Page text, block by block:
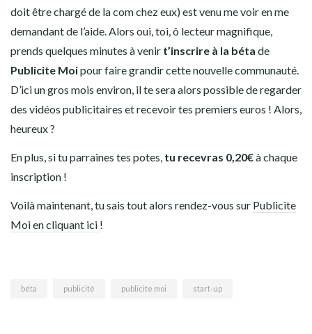
doit être chargé de la com chez eux) est venu me voir en me
demandant de l’aide. Alors oui, toi, ô lecteur magnifique,
prends quelques minutes à venir t’inscrire à la béta de
Publicite Moipour faire grandir cette nouvelle communauté.
D’ici un gros mois environ, il te sera alors possible de regarder
des vidéos publicitaires et recevoir tes premiers euros ! Alors,
heureux ?
En plus, si tu parraines tes potes, tu recevras 0,20€à chaque
inscription !
Voilà maintenant, tu sais tout alors rendez-vous sur Publicite
Moi en cliquant ici !
béta publicité publicite moi start-up